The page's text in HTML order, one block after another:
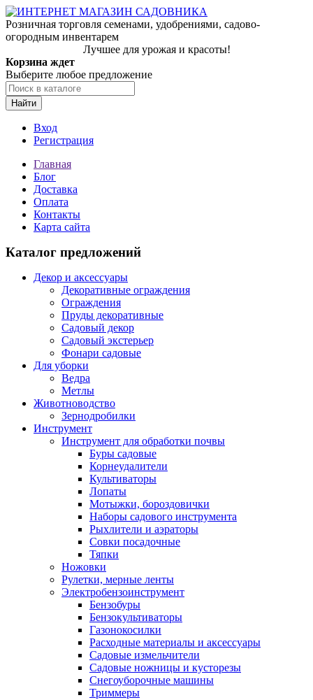
Розничная торговля семенами, удобрениями, садово-
огородным инвентарем
Лучшее для урожая и красоты!
Корзина ждет
Выберите любое предложение
Найти
Вход
Регистрация
Главная
Блог
Доставка
Оплата
Контакты
Карта сайта
Каталог предложений
Декор и аксессуары
Декоративные ограждения
Ограждения
Пруды декоративные
Садовый декор
Садовый экстерьер
Фонари садовые
Для уборки
Ведра
Метлы
Животноводство
Зернодробилки
Инструмент
Инструмент для обработки почвы
Буры садовые
Корнеудалители
Культиваторы
Лопаты
Мотыжки, бороздовички
Наборы садового инструмента
Рыхлители и аэраторы
Совки посадочные
Тяпки
Ножовки
Рулетки, мерные ленты
Электробензоинструмент
Бензобуры
Бензокультиваторы
Газонокосилки
Расходные материалы и аксессуары
Садовые измельчители
Садовые ножницы и кусторезы
Снегоуборочные машины
Триммеры